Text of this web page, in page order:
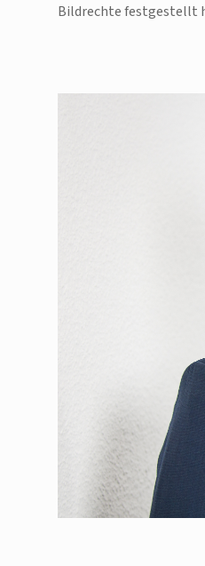
Bildrechte festgestellt